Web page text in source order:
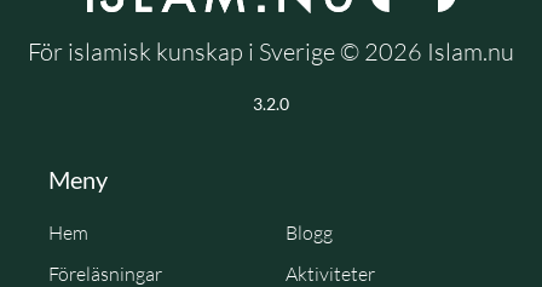
För islamisk kunskap i Sverige © 2026 Islam.nu
3.2.0
Meny
Hem
Blogg
Föreläsningar
Aktiviteter